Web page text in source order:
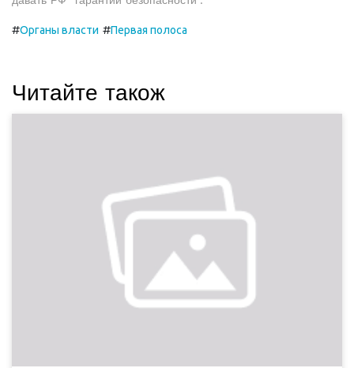
#Органы власти #Первая полоса
Читайте також